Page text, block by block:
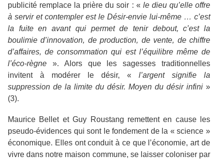
publicité remplace la prière du soir : « le dieu qu’elle offre
à servir et contempler est le Désir-envie lui-même … c’est
la fuite en avant qui permet de tenir debout, c’est la
boulimie d’innovation, de production, de vente, de chiffre
d’affaires, de consommation qui est l’équilibre même de
l’éco-règne ». Alors que les sagesses traditionnelles
invitent à modérer le désir, « l’argent signifie la
suppression de la limite du désir. Moyen du désir infini »
(3).
Maurice Bellet et Guy Roustang remettent en cause les
pseudo-évidences qui sont le fondement de la « science »
économique. Elles ont conduit à ce que l’économie, art de
vivre dans notre maison commune, se laisser coloniser par